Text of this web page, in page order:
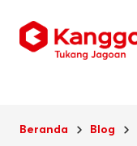
Beranda Blog